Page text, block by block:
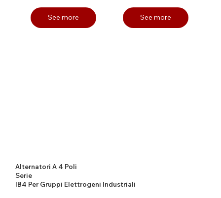
See more See more
Alternatori A 4 Poli
Serie
IB4 Per Gruppi Elettrogeni Industriali